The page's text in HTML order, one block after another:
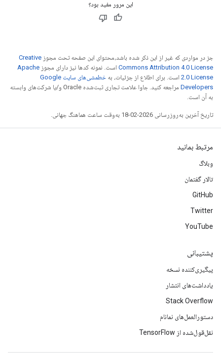
این مرور مفید بود؟
جز در مواردی که غیر از این ذکر شده باشد،‌محتوای این صفحه تحت مجوز Creative
Commons Attribution 4.0 License است. نمونه کدها نیز دارای مجوز Apache
2.0 License است. برای اطلاع از جزئیات، به
خطمشی‌های سایت Google
Developers‏
مراجعه کنید. جاوا علامت تجاری ثبت‌شده Oracle و/یا شرکت‌های وابسته
به آن است.
تاریخ آخرین به‌روزرسانی 2026-02-18 به‌وقت ساعت هماهنگ جهانی.
مرتبط بمانید
وبلاگ
تالار گفتمان
GitHub
Twitter
YouTube
پشتیبانی
پیگیری‌کننده نسخه
یادداشت‌های انتشار
Stack Overflow
دستورالعمل‌های نمانام
نقل‌قول‌شده از TensorFlow